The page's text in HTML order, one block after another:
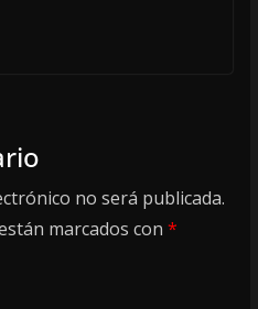
no será publicada.
marcados con *